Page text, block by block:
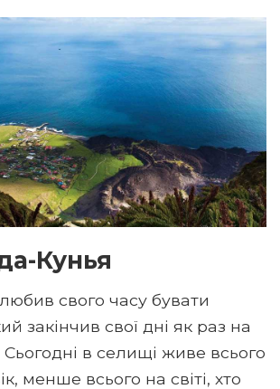
Кунья
свого часу бувати
закінчив свої дні як раз на
Сьогодні в селищі живе всього
менше всього на світі, хто